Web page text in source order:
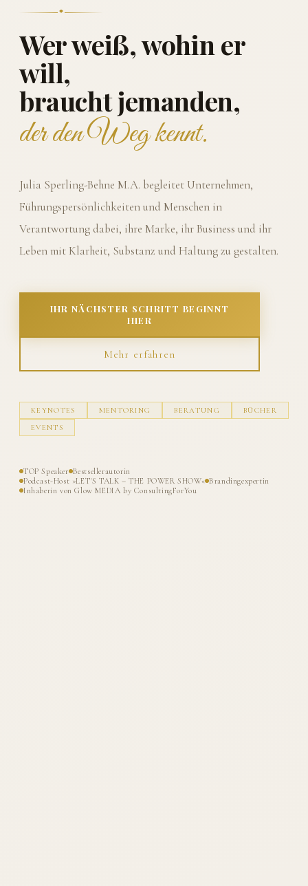
Wer weiß, wohin er
will,
braucht jemanden,
der den Weg kennt.
Julia Sperling-Behne M.A. begleitet Unternehmen,
Führungspersönlichkeiten und Menschen in
Verantwortung dabei, ihre Marke, ihr Business und ihr
Leben mit Klarheit, Substanz und Haltung zu gestalten.
IHR NÄCHSTER SCHRITT BEGINNT
HIER
Mehr erfahren
KEYNOTES MENTORING BERATUNG
BÜCHER
EVENTS
TOP Speaker Bestsellerautorin
Podcast-Host »LET'S TALK – THE POWER SHOW« Brandingexpertin
Inhaberin von Glow MEDIA by ConsultingForYou